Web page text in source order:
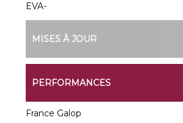
EVA-
MISES À JOUR
PERFORMANCES
France Galop